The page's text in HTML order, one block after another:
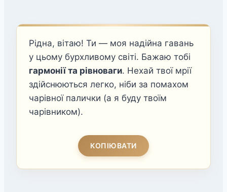
Рідна, вітаю! Ти — моя надійна гавань
у цьому бурхливому світі. Бажаю тобі
гармонії та рівноваги. Нехай твої мрії
здійснюються легко, ніби за помахом
чарівної палички (а я буду твоїм
чарівником).
КОПІЮВАТИ